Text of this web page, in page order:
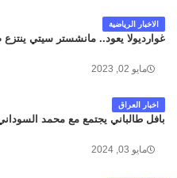
الاخبار الرياضية
غوارديولا يعود.. مانشستر سيتي
مايو 02, 2023
اخبار العراق
بافل طالباني يجتمع مع محمد
مايو 03, 2024